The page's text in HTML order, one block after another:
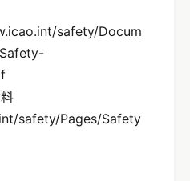
safety/Docum
safety/Pages/Safety